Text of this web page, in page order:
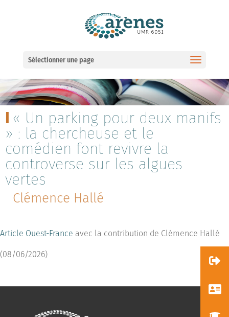
Sélectionner une page
« Un parking pour deux manifs
» : la chercheuse et le
comédien font revivre la
controverse sur les algues
vertes
Clémence Hallé
Article Ouest-France avec la contribution de Clémence Hallé
(08/06/2026)